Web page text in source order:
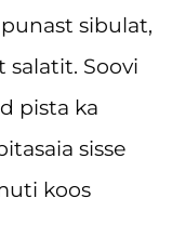
sibulat,
salatit. Soovi
pista ka
sisse
koos